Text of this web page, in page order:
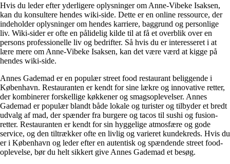
Hvis du leder efter yderligere oplysninger om Anne-Vibeke Isaksen,
kan du konsultere hendes wiki-side. Dette er en online ressource, der
indeholder oplysninger om hendes karriere, baggrund og personlige
liv. Wiki-sider er ofte en pålidelig kilde til at få et overblik over en
persons professionelle liv og bedrifter. Så hvis du er interesseret i at
lære mere om Anne-Vibeke Isaksen, kan det være værd at kigge på
hendes wiki-side.
Annes Gademad er en populær street food restaurant beliggende i
København. Restauranten er kendt for sine lækre og innovative retter,
der kombinerer forskellige køkkener og smagsoplevelser. Annes
Gademad er populær blandt både lokale og turister og tilbyder et bredt
udvalg af mad, der spænder fra burgere og tacos til sushi og fusion-
retter. Restauranten er kendt for sin hyggelige atmosfære og gode
service, og den tiltrækker ofte en livlig og varieret kundekreds. Hvis du
er i København og leder efter en autentisk og spændende street food-
oplevelse, bør du helt sikkert give Annes Gademad et besøg.